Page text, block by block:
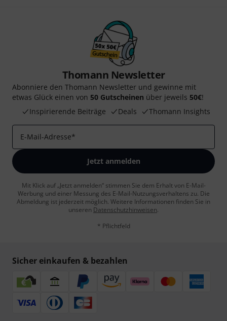
Thomann Newsletter
Abonniere den Thomann Newsletter und gewinne mit
etwas Glück einen von 50 Gutscheinen über jeweils 50€!
Inspirierende Beiträge
Deals Thomann Insights
E-Mail-Adresse*
Jetzt anmelden
Mit Klick auf „Jetzt anmelden“ stimmen Sie dem Erhalt von E-Mail-
Werbung und einer Messung des E-Mail-Nutzungsverhaltens zu. Die
Abmeldung ist jederzeit möglich. Weitere Informationen finden Sie in
unseren Datenschutzhinweisen.
* Pflichtfeld
Sicher einkaufen & bezahlen